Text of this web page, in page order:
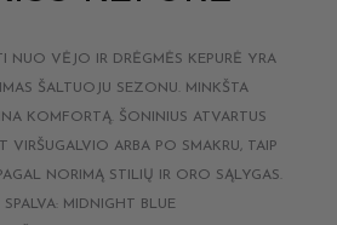
NUO VĖJO IR DRĖGMĖS KEPURĖ YRA
ŠALTUOJU SEZONU. MINKŠTA
KOMFORTĄ. ŠONINIUS ATVARTUS
VIRŠUGALVIO ARBA PO SMAKRU, TAIP
NORIMĄ STILIŲ IR ORO SĄLYGAS.
SPALVA: MIDNIGHT BLUE